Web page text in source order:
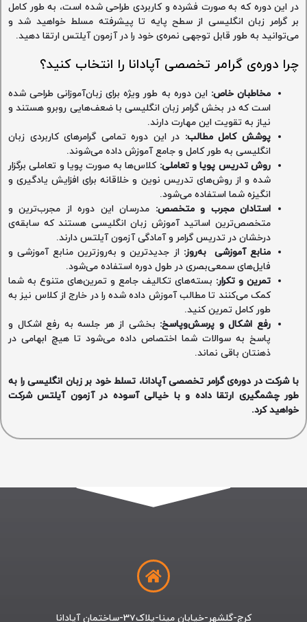
در این دوره که به صورت فشرده و کاربردی طراحی شده است، به طور کامل
بر گرامر زبان انگلیسی از سطح پایه تا پیشرفته مسلط خواهید شد و
می‌توانید به طور قابل توجهی نمره‌ی خود را در آزمون آیلتس ارتقا دهید.
چرا دوره‌ی گرامر تخصصی آپادانا را انتخاب کنید؟
مخاطبان خاص: این دوره به طور ویژه برای زبان‌آموزانی طراحی شده
است که در بخش گرامر زبان انگلیسی با ضعف‌هایی روبرو هستند و
نیاز به تقویت این مهارت دارند.
پوشش کامل مطالب: در این دوره تمامی گرامرهای کاربردی زبان
انگلیسی به طور کامل و جامع آموزش داده می‌شوند.
روش تدریس پویا و تعاملی: کلاس‌ها به صورت پویا و تعاملی برگزار
شده و از روش‌های تدریس نوین و خلاقانه برای افزایش یادگیری و
انگیزه شما استفاده می‌شود.
استادان مجرب و متخصص: مدرسان این دوره از مجرب‌ترین و
متخصص‌ترین اساتید آموزش زبان انگلیسی هستند که سابقه‌ی
درخشان در تدریس گرامر و آمادگی آزمون آیلتس دارند.
منابع آموزشی به‌روز: از جدیدترین و به‌روزترین منابع آموزشی و
فایل‌های سمعی‌بصری در طول دوره استفاده می‌شود.
تمرین و تکرار: بسته‌های تکالیف جامع و تمرین‌های متنوع به شما
کمک می‌کنند تا مطالب آموزش داده شده را در خارج از کلاس نیز به
طور کامل تمرین کنید.
رفع اشکال و پرسش‌وپاسخ: بخشی از هر جلسه به رفع اشکال و
پاسخ به سوالات شما اختصاص داده می‌شود تا هیچ ابهامی در
ذهنتان باقی نماند.
با شرکت در دوره‌ی گرامر تخصصی آپادانا، تسلط خود بر زبان انگلیسی را به
طور چشمگیری ارتقا داده و با خیالی آسوده در آزمون آیلتس شرکت
خواهید کرد.
کرج-گلشهر-خیابان مینا-پلاک37-ساختمان آپادانا